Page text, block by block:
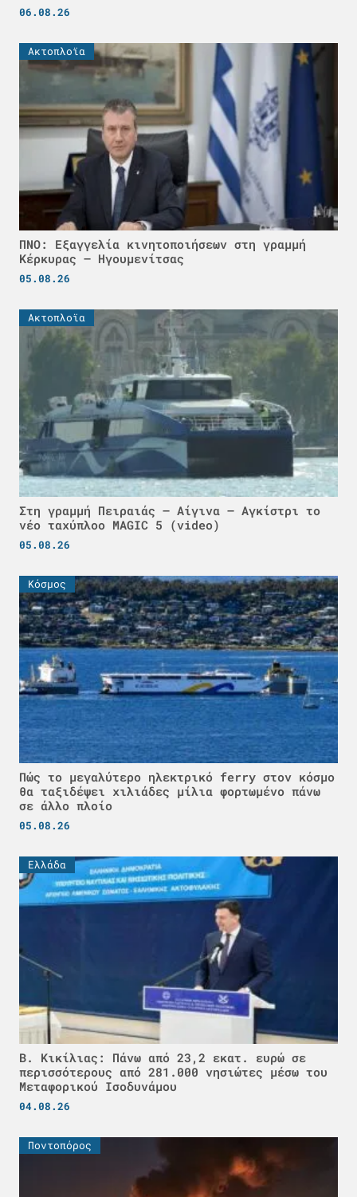
06.08.26
Ακτοπλοϊα
ΠΝΟ: Εξαγγελία κινητοποιήσεων στη γραμμή
Κέρκυρας – Ηγουμενίτσας
05.08.26
Ακτοπλοϊα
Στη γραμμή Πειραιάς – Αίγινα – Αγκίστρι το
νέο ταχύπλοο MAGIC 5 (video)
05.08.26
Κόσμος
Πώς το μεγαλύτερο ηλεκτρικό ferry στον κόσμο
θα ταξιδέψει χιλιάδες μίλια φορτωμένο πάνω
σε άλλο πλοίο
05.08.26
Ελλάδα
Β. Κικίλιας: Πάνω από 23,2 εκατ. ευρώ σε
περισσότερους από 281.000 νησιώτες μέσω του
Μεταφορικού Ισοδυνάμου
04.08.26
Ποντοπόρος